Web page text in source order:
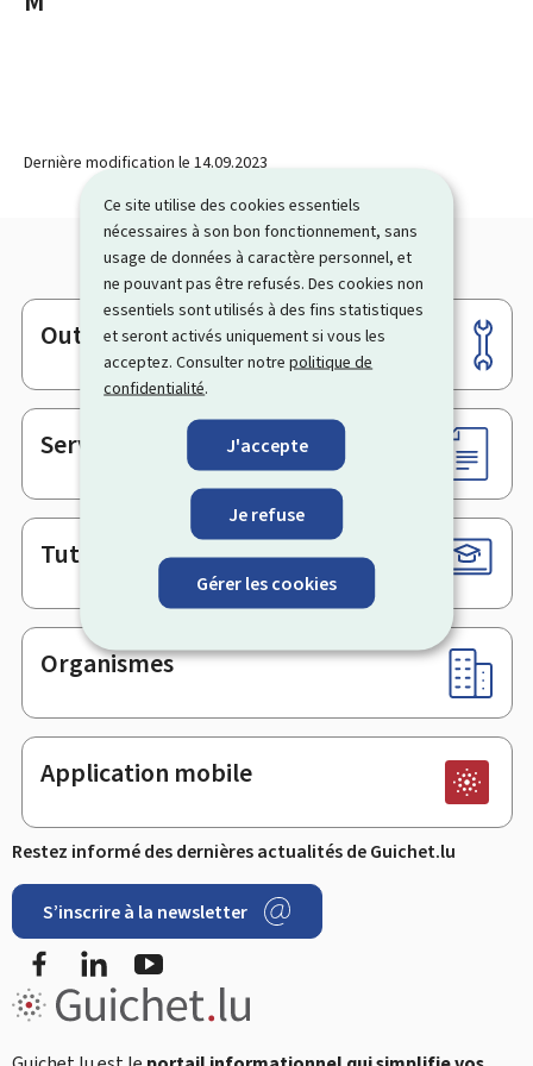
Ce site utilise des cookies essentiels
nécessaires à son bon fonctionnement, sans
usage de données à caractère personnel, et
ne pouvant pas être refusés. Des cookies non
essentiels sont utilisés à des fins statistiques
et seront activés uniquement si vous les
acceptez. Consulter notrepolitique de
confidentialité.
J'accepte
Je refuse
Gérer les cookies
Dernière modification le 14.09.2023
Pied
de
page
Outils
Services en ligne & Formulaires
Tutoriels
Organismes
Application mobile
Restez informé des dernières actualités de Guichet.lu
S’inscrire à la newsletter
FacebookLinkedIn